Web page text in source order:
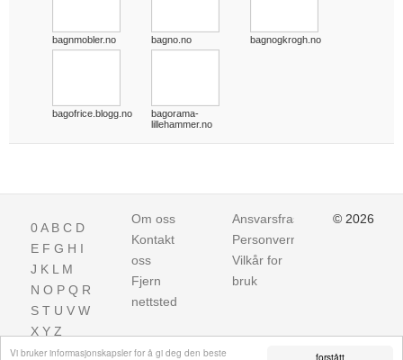
forstått
Vi bruker informasjonskapsler for å gi deg den beste
bagnmobler.no bagno.no bagnogkrogh.no
bagofrice.blogg.no
bagorama-
lillehammer.no
0A B C D
E F G H I
J K L M
N O P Q R
S T U V W
X Y Z
Om oss
Kontakt
oss
Fjern
nettsted
Ansvarsfraskrivelse
Personvern
Vilkår for
bruk
© 2026